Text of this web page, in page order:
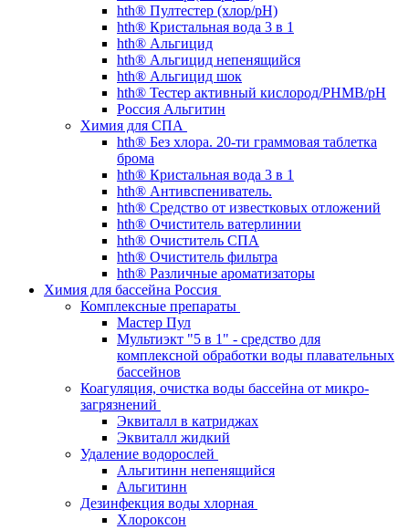
hth® Пултестер (хлор/pH)
hth® Кристальная вода 3 в 1
hth® Альгицид
hth® Альгицид непенящийся
hth® Альгицид шок
hth® Тестер активный кислород/PHMB/pH
Россия Альгитин
Химия для СПА
hth® Без хлора. 20-ти граммовая таблетка
брома
hth® Кристальная вода 3 в 1
hth® Антивспениватель.
hth® Средство от известковых отложений
hth® Очиститель ватерлинии
hth® Очиститель СПА
hth® Очиститель фильтра
hth® Различные ароматизаторы
Химия для бассейна Россия
Комплексные препараты
Мастер Пул
Мультиэкт "5 в 1" - средство для
комплексной обработки воды плавательных
бассейнов
Коагуляция, очистка воды бассейна от микро-
загрязнений
Эквиталл в катриджах
Эквиталл жидкий
Удаление водорослей
Альгитинн непенящийся
Альгитинн
Дезинфекция воды хлорная
Хлороксон